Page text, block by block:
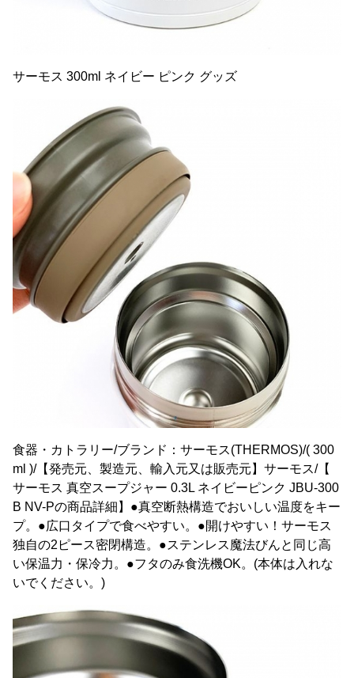
サーモス 300ml ネイビー ピンク グッズ
食器・カトラリー/ブランド：サーモス(THERMOS)/( 300
ml )/【発売元、製造元、輸入元又は販売元】サーモス/【
サーモス 真空スープジャー 0.3L ネイビーピンク JBU-300
B NV-Pの商品詳細】●真空断熱構造でおいしい温度をキー
プ。●広口タイプで食べやすい。●開けやすい！サーモス
独自の2ピース密閉構造。●ステンレス魔法びんと同じ高
い保温力・保冷力。●フタのみ食洗機OK。(本体は入れな
いでください。)